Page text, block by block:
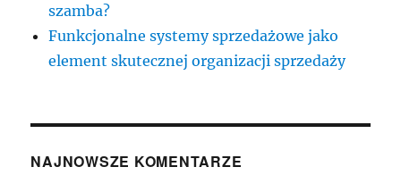
szamba?
Funkcjonalne systemy sprzedażowe jako
element skutecznej organizacji sprzedaży
NAJNOWSZE KOMENTARZE